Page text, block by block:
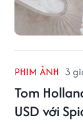
PHIM ẢNH 3
Tom
USD với